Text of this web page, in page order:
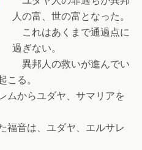
人の富、世の富となった。
これはあくまで通過点に
過ぎない。
異邦人の救いが進んでい
こる。
ムからユダヤ、サマリアを
福音は、ユダヤ、エルサレ